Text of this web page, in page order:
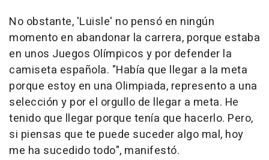
No obstante, 'Luisle' no pensó en ningún
momento en abandonar la carrera, porque estaba
en unos Juegos Olímpicos y por defender la
camiseta española. "Había que llegar a la meta
porque estoy en una Olimpiada, represento a una
selección y por el orgullo de llegar a meta. He
tenido que llegar porque tenía que hacerlo. Pero,
si piensas que te puede suceder algo mal, hoy
me ha sucedido todo", manifestó.